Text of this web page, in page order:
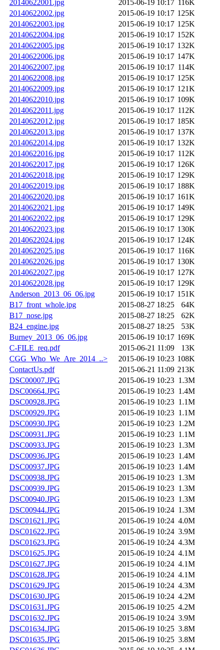
20140622001.jpg
2015-06-19 10:17 116K
20140622002.jpg
2015-06-19 10:17 125K
20140622003.jpg
2015-06-19 10:17 125K
20140622004.jpg
2015-06-19 10:17 152K
20140622005.jpg
2015-06-19 10:17 132K
20140622006.jpg
2015-06-19 10:17 147K
20140622007.jpg
2015-06-19 10:17 114K
20140622008.jpg
2015-06-19 10:17 125K
20140622009.jpg
2015-06-19 10:17 121K
20140622010.jpg
2015-06-19 10:17 109K
20140622011.jpg
2015-06-19 10:17 112K
20140622012.jpg
2015-06-19 10:17 185K
20140622013.jpg
2015-06-19 10:17 137K
20140622014.jpg
2015-06-19 10:17 132K
20140622016.jpg
2015-06-19 10:17 112K
20140622017.jpg
2015-06-19 10:17 126K
20140622018.jpg
2015-06-19 10:17 129K
20140622019.jpg
2015-06-19 10:17 188K
20140622020.jpg
2015-06-19 10:17 161K
20140622021.jpg
2015-06-19 10:17 149K
20140622022.jpg
2015-06-19 10:17 129K
20140622023.jpg
2015-06-19 10:17 130K
20140622024.jpg
2015-06-19 10:17 124K
20140622025.jpg
2015-06-19 10:17 116K
20140622026.jpg
2015-06-19 10:17 130K
20140622027.jpg
2015-06-19 10:17 127K
20140622028.jpg
2015-06-19 10:17 129K
Anderson_2013_06_06.jpg
2015-06-19 10:17 151K
B17_front_whole.jpg
2015-08-27 18:25
64K
B17_nose.jpg
2015-08-27 18:25
62K
B24_engine.jpg
2015-08-27 18:25
53K
Burney_2013_06_06.jpg
2015-06-19 10:17 169K
C-FILE_req.pdf
2015-06-21 11:09
13K
CGG_Who_We_Are_2014_..>
2015-06-19 10:23 108K
ContactUs.pdf
2015-06-21 11:09 213K
DSC00007.JPG
2015-06-19 10:23 1.3M
DSC00664.JPG
2015-06-19 10:23 1.4M
DSC00928.JPG
2015-06-19 10:23 1.1M
DSC00929.JPG
2015-06-19 10:23 1.1M
DSC00930.JPG
2015-06-19 10:23 1.2M
DSC00931.JPG
2015-06-19 10:23 1.1M
DSC00933.JPG
2015-06-19 10:23 1.3M
DSC00936.JPG
2015-06-19 10:23 1.4M
DSC00937.JPG
2015-06-19 10:23 1.4M
DSC00938.JPG
2015-06-19 10:23 1.3M
DSC00939.JPG
2015-06-19 10:23 1.3M
DSC00940.JPG
2015-06-19 10:23 1.3M
DSC00944.JPG
2015-06-19 10:24 1.3M
DSC01621.JPG
2015-06-19 10:24 4.0M
DSC01622.JPG
2015-06-19 10:24 3.9M
DSC01623.JPG
2015-06-19 10:24 4.3M
DSC01625.JPG
2015-06-19 10:24 4.1M
DSC01627.JPG
2015-06-19 10:24 4.1M
DSC01628.JPG
2015-06-19 10:24 4.1M
DSC01629.JPG
2015-06-19 10:24 4.3M
DSC01630.JPG
2015-06-19 10:24 4.2M
DSC01631.JPG
2015-06-19 10:25 4.2M
DSC01632.JPG
2015-06-19 10:24 3.9M
DSC01634.JPG
2015-06-19 10:25 3.8M
DSC01635.JPG
2015-06-19 10:25 3.8M